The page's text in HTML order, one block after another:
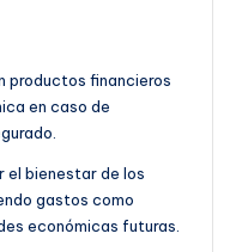
productos financieros
en caso de
el bienestar de los
gastos como
económicas futuras.